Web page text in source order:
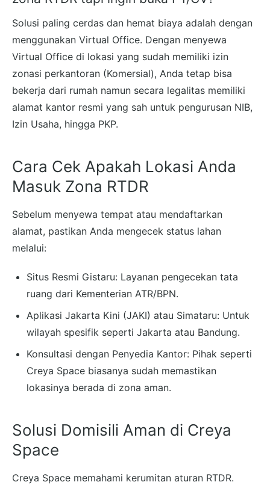
Solusi paling cerdas dan hemat biaya adalah dengan
menggunakan Virtual Office. Dengan menyewa
Virtual Office di lokasi yang sudah memiliki izin
zonasi perkantoran (Komersial), Anda tetap bisa
bekerja dari rumah namun secara legalitas memiliki
alamat kantor resmi yang sah untuk pengurusan NIB,
Izin Usaha, hingga PKP.
Cara Cek Apakah Lokasi Anda
Masuk Zona RTDR
Sebelum menyewa tempat atau mendaftarkan
alamat, pastikan Anda mengecek status lahan
melalui:
Situs Resmi Gistaru: Layanan pengecekan tata
ruang dari Kementerian ATR/BPN.
Aplikasi Jakarta Kini (JAKI) atau Simataru: Untuk
wilayah spesifik seperti Jakarta atau Bandung.
Konsultasi dengan Penyedia Kantor: Pihak seperti
Creya Space biasanya sudah memastikan
lokasinya berada di zona aman.
Solusi Domisili Aman di Creya
Space
Creya Space memahami kerumitan aturan RTDR.